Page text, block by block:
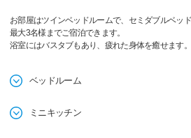
お部屋はツインベッドルームで、セミダブルベッ
最大3名様までご宿泊できます。
浴室にはバスタブもあり、疲れた身体を癒せます。
ベッドルーム
ミニキッチン